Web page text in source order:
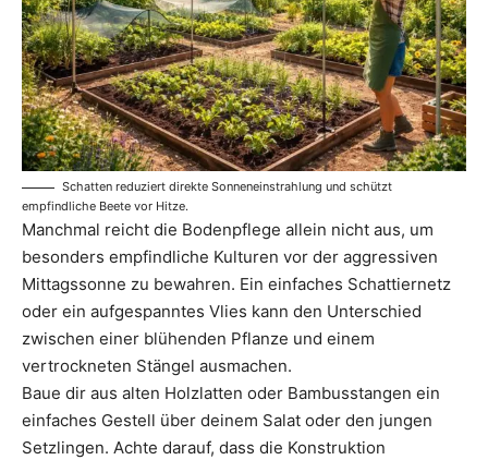
Schatten reduziert direkte Sonneneinstrahlung und schützt
empfindliche Beete vor Hitze.
Manchmal reicht die Bodenpflege allein nicht aus, um
besonders empfindliche Kulturen vor der aggressiven
Mittagssonne zu bewahren. Ein einfaches Schattiernetz
oder ein aufgespanntes Vlies kann den Unterschied
zwischen einer blühenden Pflanze und einem
vertrockneten Stängel ausmachen.
Baue dir aus alten Holzlatten oder Bambusstangen ein
einfaches Gestell über deinem Salat oder den jungen
Setzlingen. Achte darauf, dass die Konstruktion